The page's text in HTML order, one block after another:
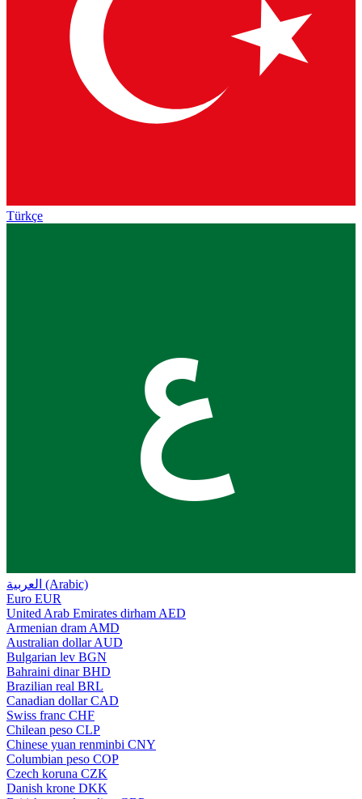
Türkçe
ع
العربية (Arabic)
Euro EUR
United Arab Emirates dirham AED
Armenian dram AMD
Australian dollar AUD
Bulgarian lev BGN
Bahraini dinar BHD
Brazilian real BRL
Canadian dollar CAD
Swiss franc CHF
Chilean peso CLP
Chinese yuan renminbi CNY
Columbian peso COP
Czech koruna CZK
Danish krone DKK